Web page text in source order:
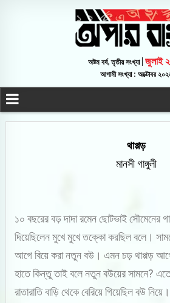
অষ্টম বর্ষ, তৃতীয় সংখ্যা | জুলাই
আগামী সংখ্যা : অক্টোবর
থাপ্পড়
মানসী গাঙ্গুলী
১০ বছরের বড় দাদা রমেন ছোটভাই সৌমেনের
দিয়েছিলেন মুখে মুখে তক্কো করছিল বলে।
আগে বিয়ে করা নতুন বউ। এমন চড় থাপ্পড়
হাতে কিন্তু তাই বলে নতুন বউয়ের সামনে? এতে
রাতারাতি বাড়ি থেকে বেরিয়ে গিয়েছিল বউ